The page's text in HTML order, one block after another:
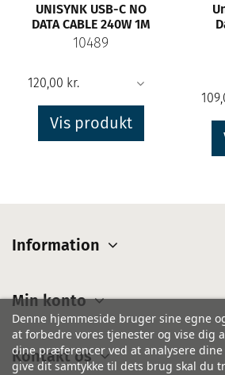
UNISYNK USB-C NO
DATA CABLE 240W 1M
10489
Vis produkt
Information
Min konto
Kontakt os
Denne hjemmeside bruger sine egne
at forbedre vores tjenester og vise dig
dine præferencer ved at analysere dine
give dit samtykke til dets brug skal du